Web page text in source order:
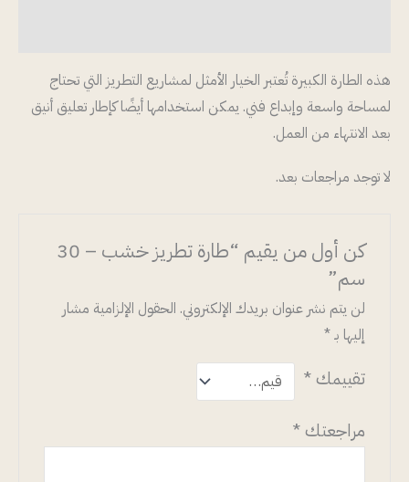
هذه الطارة الكبيرة تُعتبر الخيار الأمثل لمشاريع التطريز التي تحتاج
لمساحة واسعة وإبداع فني. يمكن استخدامها أيضًا كإطار تعليق أنيق
بعد الانتهاء من العمل.
لا توجد مراجعات بعد.
كن أول من يقيم “طارة تطريز خشب – 30
سم”
لن يتم نشر عنوان بريدك الإلكتروني. الحقول الإلزامية مشار
إليها بـ*
تقييمك*
مراجعتك*